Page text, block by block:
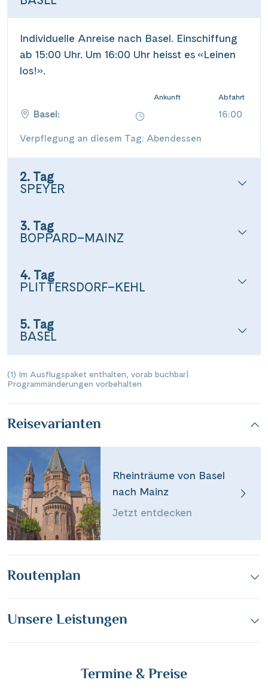
Individuelle Anreise nach Basel. Einschiffung
ab 15:00 Uhr. Um 16:00 Uhr heisst es «Leinen
los!».
Ankunft Abfahrt
Basel: 16:00
Verpflegung an diesem Tag: Abendessen
2. Tag
SPEYER
3. Tag
BOPPARD–MAINZ
4. Tag
PLITTERSDORF–KEHL
5. Tag
BASEL
(1) Im Ausflugspaket enthalten, vorab buchbar
Programmänderungen vorbehalten
Reisevarianten
Rheinträume von Basel
nach Mainz
Jetzt entdecken
Routenplan
Unsere Leistungen
Termine & Preise